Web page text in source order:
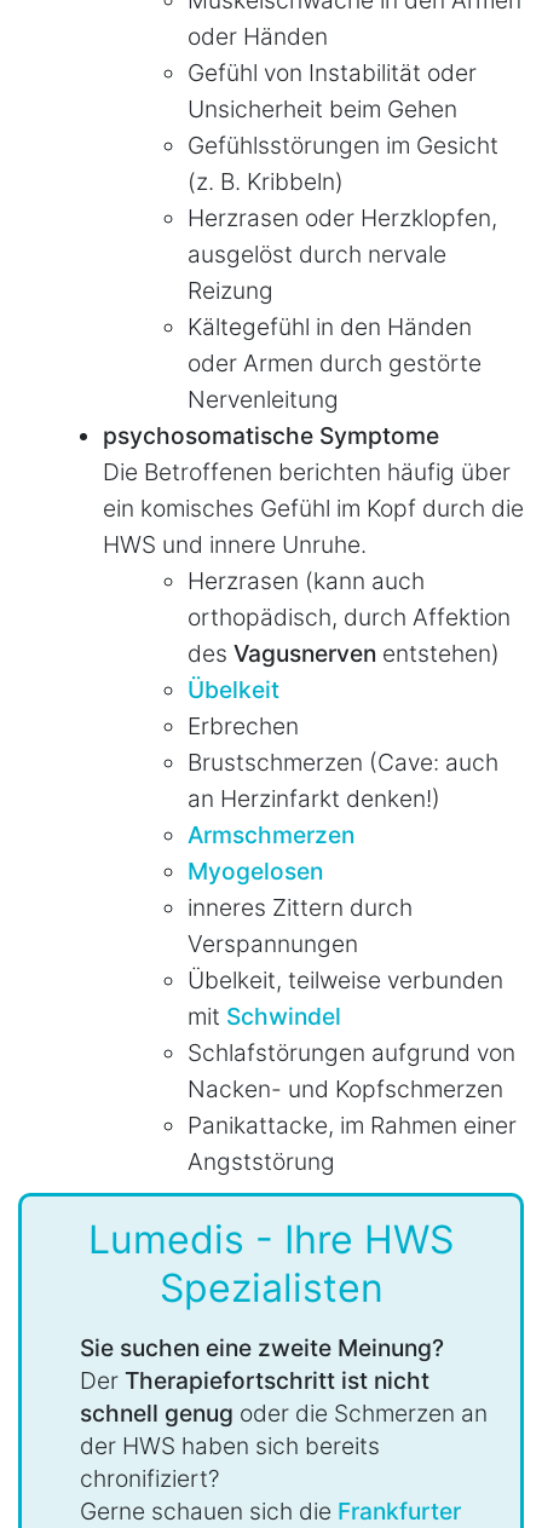
oder Händen
Gefühl von Instabilität oder
Unsicherheit beim Gehen
Gefühlsstörungen im Gesicht
(z. B. Kribbeln)
Herzrasen oder Herzklopfen,
ausgelöst durch nervale
Reizung
Kältegefühl in den Händen
oder Armen durch gestörte
Nervenleitung
psychosomatische Symptome
Die Betroffenen berichten häufig über
ein komisches Gefühl im Kopf durch die
HWS und innere Unruhe.
Herzrasen (kann auch
orthopädisch, durch Affektion
des Vagusnerven entstehen)
Übelkeit
Erbrechen
Brustschmerzen (Cave: auch
an Herzinfarkt denken!)
Armschmerzen
Myogelosen
inneres Zittern durch
Verspannungen
Übelkeit, teilweise verbunden
mit Schwindel
Schlafstörungen aufgrund von
Nacken- und Kopfschmerzen
Panikattacke, im Rahmen einer
Angststörung
Lumedis - Ihre HWS
Spezialisten
Sie suchen eine zweite Meinung?
Der Therapiefortschritt ist nicht
schnell genug oder die Schmerzen an
der HWS haben sich bereits
chronifiziert?
Gerne schauen sich die Frankfurter